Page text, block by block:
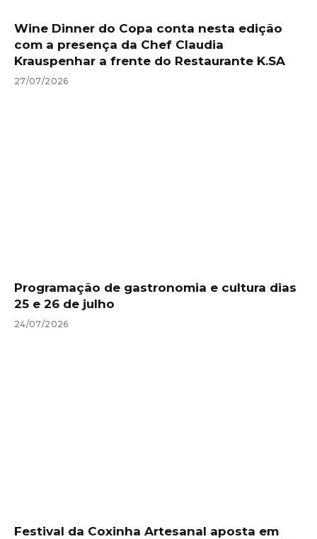
Wine Dinner do Copa conta nesta edição
com a presença da Chef Claudia
Krauspenhar a frente do Restaurante K.SA
27/07/2026
Programação de gastronomia e cultura dias
25 e 26 de julho
24/07/2026
Festival da Coxinha Artesanal aposta em